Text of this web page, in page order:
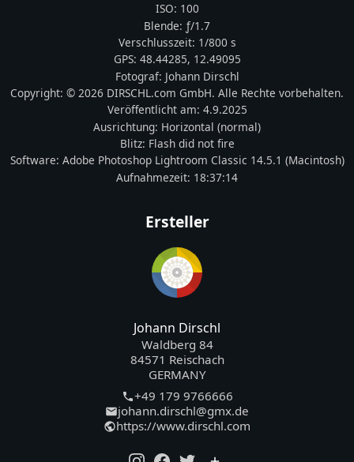
ISO: 100
Blende: ƒ/1.7
Verschlusszeit: 1/800 s
GPS: 48.44285, 12.49095
Fotograf: Johann Dirschl
Copyright: © 2026 DIRSCHL.com GmbH. Alle Rechte vorbehalten.
Veröffentlicht am: 4.9.2025
Ausrichtung: Horizontal (normal)
Blitz: Flash did not fire
Software: Adobe Photoshop Lightroom Classic 14.5.1 (Macintosh)
Aufnahmezeit: 18:37:14
Ersteller
Johann Dirschl
Waldberg 84
84571 Reischach
GERMANY
+49 179 9766666
johann.dirschl@gmx.de
https://www.dirschl.com